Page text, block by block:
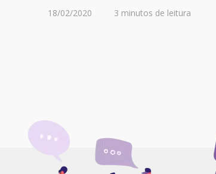
18/02/2020 3 minutos de leitura